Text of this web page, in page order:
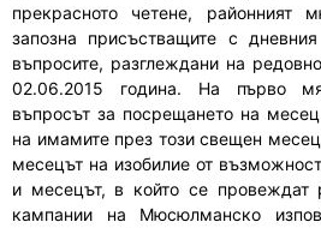
прекрасното четене, районният
запозна присъстващите с
въпросите, разглеждани на
02.06.2015 година. На първо
въпросът за посрещането на
на имамите през този свещен
месецът на изобилие от
и месецът, в който се провеждат
кампании на Мюсюлманско